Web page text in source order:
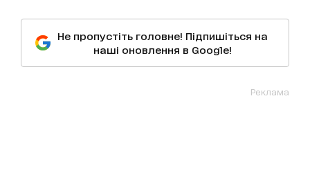
Не пропустіть головне! Підпишіться на
наші оновлення в Google!
Реклама